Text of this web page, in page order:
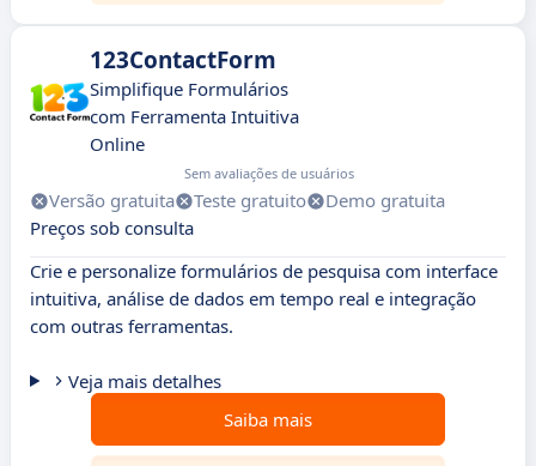
123ContactForm
Simplifique Formulários
com Ferramenta Intuitiva
Online
Sem avaliações de usuários
Versão gratuita Teste gratuito
Demo gratuita
Preços sob consulta
Crie e personalize formulários de pesquisa com interface
intuitiva, análise de dados em tempo real e integração
com outras ferramentas.
Veja mais detalhes
Saiba mais